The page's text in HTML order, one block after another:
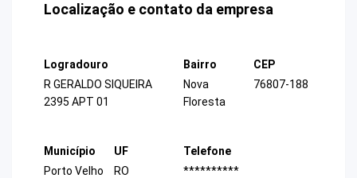
Localização e contato da empresa
Logradouro
R GERALDO SIQUEIRA
2395 APT 01
Bairro
Nova
Floresta
CEP
76807-188
Município
Porto Velho
UF
RO
Telefone
**********